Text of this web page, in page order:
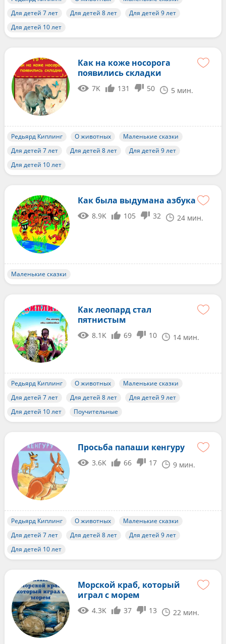
Для детей 7 лет
Для детей 8 лет
Для детей 9 лет
Для детей 10 лет
Как на коже носорога
появились складки
7K 131 50 5 мин.
Редьярд Киплинг О животных
Маленькие сказки
Для детей 7 лет
Для детей 8 лет
Для детей 9 лет
Для детей 10 лет
Как была выдумана азбука
8.9K 105 32 24 мин.
Маленькие сказки
Как леопард стал
пятнистым
8.1K 69 10 14 мин.
Редьярд Киплинг О животных
Маленькие сказки
Для детей 7 лет
Для детей 8 лет
Для детей 9 лет
Для детей 10 лет
Поучительные
Просьба папаши кенгуру
3.6K 66 17 9 мин.
Редьярд Киплинг О животных
Маленькие сказки
Для детей 7 лет
Для детей 8 лет
Для детей 9 лет
Для детей 10 лет
Морской краб, который
играл с морем
4.3K 37 13 22 мин.